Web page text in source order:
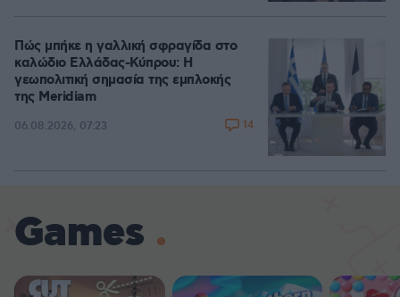
Πώς μπήκε η γαλλική σφραγίδα στο
καλώδιο Ελλάδας-Κύπρου: Η
γεωπολιτική σημασία της εμπλοκής
της Meridiam
06.08.2026, 07:23 14
Games